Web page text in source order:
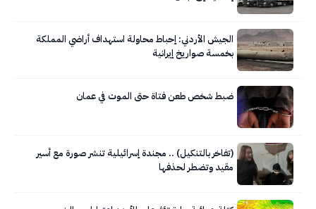
الجيش الأردني: إحباط محاولة استهداف أراضي المملكة
بخمسة صواريخ إيرانية
ضبط شخص طعن فتاة حتى الموت في عمان
(تفاخر بالتنكيل) .. مجندة إسرائيلية تنشر صورة مع أسير
مقيد وتضطر لحذفها